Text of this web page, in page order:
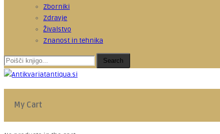
Zborniki
Zdravje
Živalstvo
Znanost in tehnika
Search
My Cart